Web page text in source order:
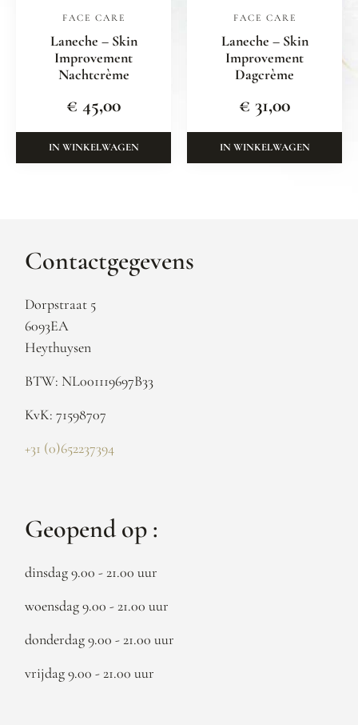
FACE CARE
Laneche – Skin
Improvement
Nachtcrème
€ 45,00
IN WINKELWAGEN
FACE CARE
Laneche – Skin
Improvement
Dagcrème
€ 31,00
IN WINKELWAGEN
Contactgegevens
Dorpstraat 5
6093EA
Heythuysen
BTW: NL001119697B33
KvK: 71598707
+31 (0)652237394
Geopend op :
dinsdag 9.00 - 21.00 uur
woensdag 9.00 - 21.00 uur
donderdag 9.00 - 21.00 uur
vrijdag 9.00 - 21.00 uur